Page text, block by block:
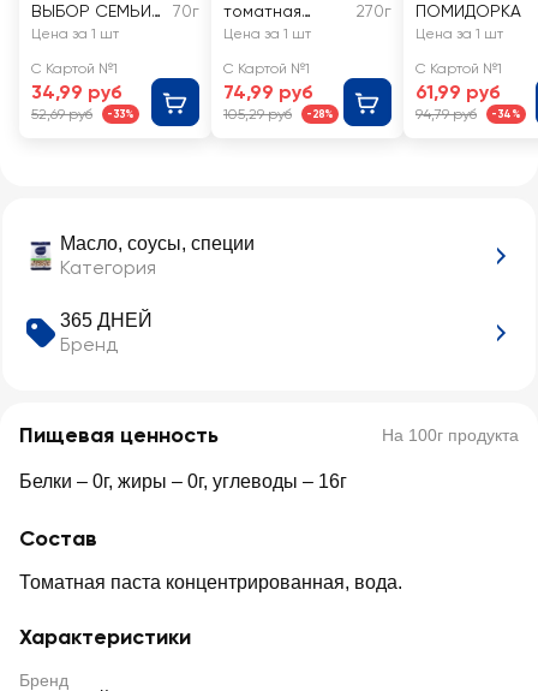
Масло, соусы, специи
Категория
365 ДНЕЙ
Бренд
Пищевая ценность На 100г продукта
Белки – 0г, жиры – 0г, углеводы – 16г
Состав
Томатная паста концентрированная, вода.
Характеристики
Бренд
ВЫБОР СЕМЬИ
25%
70г
Цена за 1 шт
С Картой №1
34,99 руб
52,69 руб -33%
томатная
ЛЕНТА 25%
270г
Цена за 1 шт
С Картой №1
74,99 руб
105,29 руб -28%
ПОМИДОРКА
Цена за 1 шт
С Картой №1
61,99 руб
94,79 руб -34%